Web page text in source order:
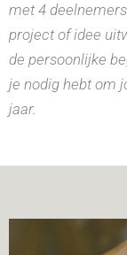
met 4
project of idee
de persoonlijke
je nodig hebt om
jaar.